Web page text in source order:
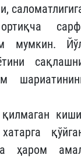
мумкин.
ҳаром